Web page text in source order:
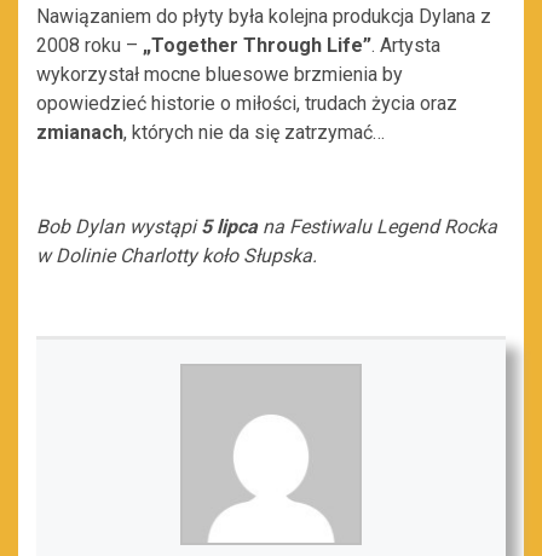
Nawiązaniem do płyty była kolejna produkcja Dylana z
2008 roku – „Together Through Life”. Artysta
wykorzystał mocne bluesowe brzmienia by
opowiedzieć historie o miłości, trudach życia oraz
zmianach, których nie da się zatrzymać…
Bob Dylan wystąpi5 lipcana Festiwalu Legend Rocka
w Dolinie Charlotty koło Słupska.